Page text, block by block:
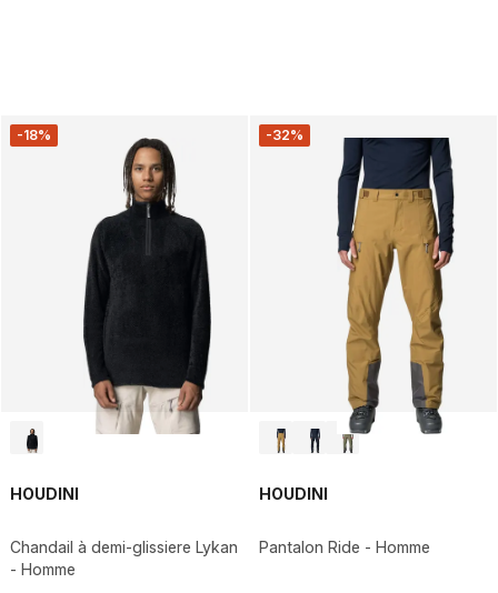
-18%
HOUDINI
Chandail à demi-glissiere Lykan
- Homme
-32%
HOUDINI
Pantalon Ride - Homme